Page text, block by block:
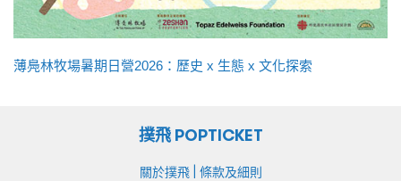
薄鳧林牧場暑期日營2026：歷史 x 生態 x 文化探索
撲飛 POPTICKET
關於撲飛| 條款及細則